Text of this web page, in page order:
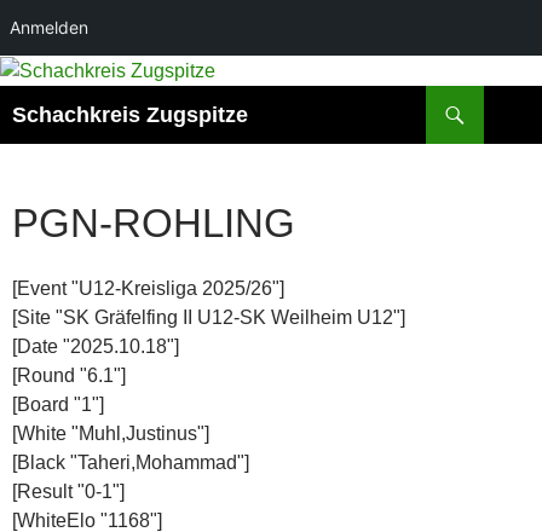
Anmelden
Zum
springen
Schachkreis Zugspitze
PGN-ROHLING
[Event "U12-Kreisliga 2025/26"]
[Site "SK Gräfelfing II U12-SK Weilheim U12"]
[Date "2025.10.18"]
[Round "6.1"]
[Board "1"]
[White "Muhl,Justinus"]
[Black "Taheri,Mohammad"]
[Result "0-1"]
[WhiteElo "1168"]